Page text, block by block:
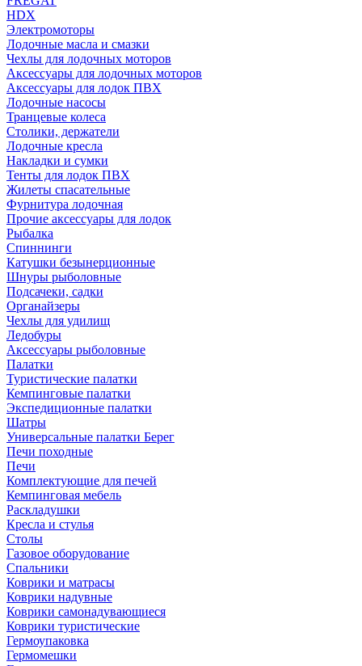
HDX
Электромоторы
Лодочные масла и смазки
Чехлы для лодочных моторов
Аксессуары для лодочных моторов
Аксессуары для лодок ПВХ
Лодочные насосы
Транцевые колеса
Столики, держатели
Лодочные кресла
Накладки и сумки
Тенты для лодок ПВХ
Жилеты спасательные
Фурнитура лодочная
Прочие аксессуары для лодок
Рыбалка
Спиннинги
Катушки безынерционные
Шнуры рыболовные
Подсачеки, садки
Органайзеры
Чехлы для удилищ
Ледобуры
Аксессуары рыболовные
Палатки
Туристические палатки
Кемпинговые палатки
Экспедиционные палатки
Шатры
Универсальные палатки Берег
Печи походные
Печи
Комплектующие для печей
Кемпинговая мебель
Раскладушки
Кресла и стулья
Столы
Газовое оборудование
Спальники
Коврики и матрасы
Коврики надувные
Коврики самонадувающиеся
Коврики туристические
Гермоупаковка
Гермомешки